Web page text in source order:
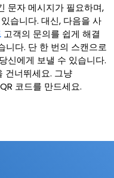
문자 메시지가 필요하며,
습니다. 대신, 다음을 사
고객의 문의를 쉽게 해결
니다. 단 한 번의 스캔으로
신에게 보낼 수 있습니다.
건너뛰세요. 그냥
코드를 만드세요.